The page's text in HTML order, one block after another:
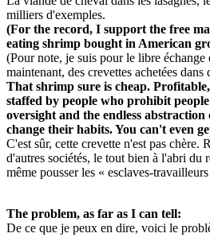
milliers d'exemples.
(For the record, I support the free
eating shrimp bought in American
(Pour note, je suis pour le libre
maintenant, des crevettes achetées
That shrimp sure is cheap.
staffed by people who prohibit
oversight and the endless
change their habits. You can't even
C'est sûr, cette crevette n'est pas
d'autres sociétés, le tout bien à l'abri du
même pousser les « esclaves-
The problem, as far as I can tell:
De ce que je peux en dire, voici le